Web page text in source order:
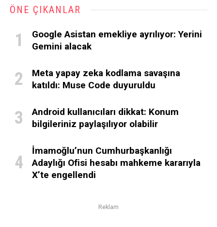
ÖNE ÇIKANLAR
Google Asistan emekliye ayrılıyor: Yerini
Gemini alacak
Meta yapay zeka kodlama savaşına
katıldı: Muse Code duyuruldu
Android kullanıcıları dikkat: Konum
bilgileriniz paylaşılıyor olabilir
İmamoğlu’nun Cumhurbaşkanlığı
Adaylığı Ofisi hesabı mahkeme kararıyla
X’te engellendi
Reklam